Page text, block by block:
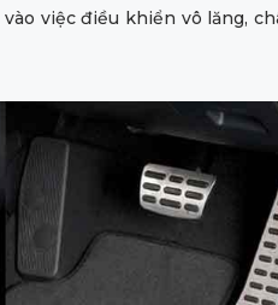
việc điều khiển vô lăng,